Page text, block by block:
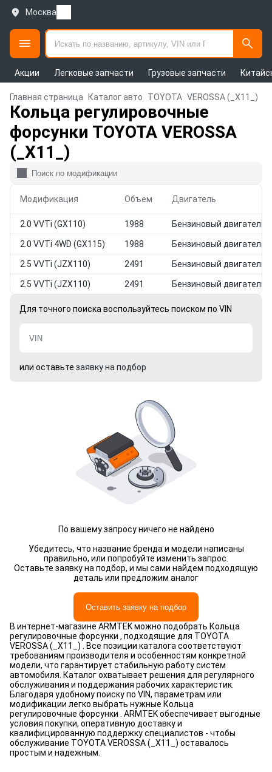
Москва
Акции Легковые запчасти Грузовые запчасти
Главная страница Каталог авто TOYOTA VEROSSA (_X11_)
Кольца регулировочные
форсунки TOYOTA VEROSSA
(_X11_)
Модификация Объем Двигатель
2.0 VVTi (GX110) 1988 Бензиновый двигатель
2.0 VVTi 4WD (GX115) 1988 Бензиновый двигатель
2.5 VVTi (JZX110) 2491 Бензиновый двигатель
2.5 VVTi (JZX110) 2491 Бензиновый двигатель
Для точного поиска воспользуйтесь поиском по VIN
или оставьте заявку на подбор
По вашему запросу ничего не найдено
Убедитесь, что название бренда и модели написаны
правильно, или попробуйте изменить запрос.
Оставьте заявку на подбор, и мы сами найдем подходящую
деталь или предложим аналог
Оставить заявку на подбор
В интернет-магазине ARMTEK можно подобрать Кольца
регулировочные форсунки , подходящие для TOYOTA
VEROSSA (_X11_) . Все позиции каталога соответствуют
требованиям производителя и особенностям конкретной
модели, что гарантирует стабильную работу систем
автомобиля. Каталог охватывает решения для регулярного
обслуживания и поддержания рабочих характеристик.
Благодаря удобному поиску по VIN, параметрам или
модификации легко выбрать нужные Кольца
регулировочные форсунки . ARMTEK обеспечивает выгодные
условия покупки, оперативную доставку и
квалифицированную поддержку специалистов - чтобы
обслуживание TOYOTA VEROSSA (_X11_) оставалось
простым и надежным.